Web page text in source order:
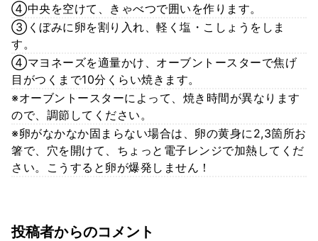
④中央を空けて、きゃべつで囲いを作ります。
③くぼみに卵を割り入れ、軽く塩・こしょうをしま
す。
④マヨネーズを適量かけ、オーブントースターで焦げ
目がつくまで10分くらい焼きます。
※オーブントースターによって、焼き時間が異なります
ので、調節してください。
※卵がなかなか固まらない場合は、卵の黄身に2,3箇所お
箸で、穴を開けて、ちょっと電子レンジで加熱してくだ
さい。こうすると卵が爆発しません！
投稿者からのコメント